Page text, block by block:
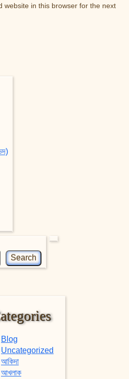
website in this browser for the next
Search
Blog
Uncategorized
আকিদা
আখলাক